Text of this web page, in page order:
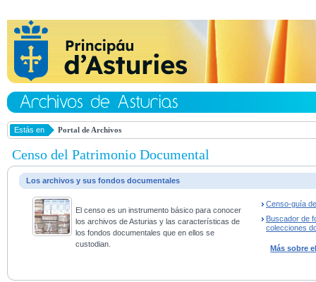
Estás en Portal de Archivos
Censo del Patrimonio Documental
Los archivos y sus fondos documentales
El censo es un instrumento básico para conocer
los archivos de Asturias y las características de
los fondos documentales que en ellos se
custodian.
Censo-guía
Buscador de
colecciones
Más sobre